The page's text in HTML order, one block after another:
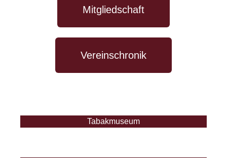
Mitgliedschaft
Vereinschronik
Tabakmuseum